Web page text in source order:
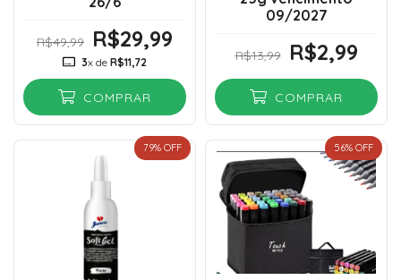
R$49,99 R$29,99
3x de R$11,72
COMPRAR
09/2027
R$13,99 R$2,99
COMPRAR
79% OFF 56% OFF